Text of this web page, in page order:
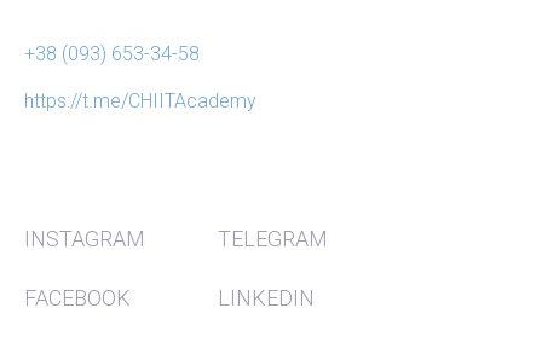
+38 (093) 653-34-58
https://t.me/CHIITAcademy
INSTAGRAM TELEGRAM
FACEBOOK LINKEDIN